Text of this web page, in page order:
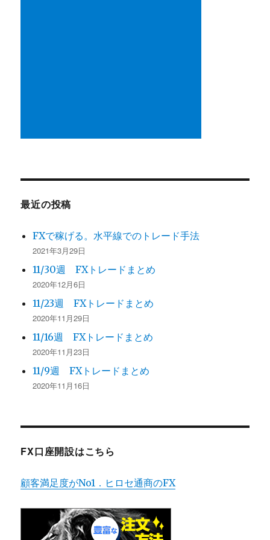
最近の投稿
FXで稼げる。水平線でのトレード手法
2021年3月29日
11/30週 FXトレードまとめ
2020年12月6日
11/23週 FXトレードまとめ
2020年11月29日
11/16週 FXトレードまとめ
2020年11月23日
11/9週 FXトレードまとめ
2020年11月16日
FX口座開設はこちら
顧客満足度がNo1．ヒロセ通商のFX